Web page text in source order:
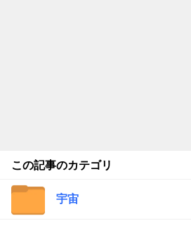
この記事のカテゴリ
宇宙